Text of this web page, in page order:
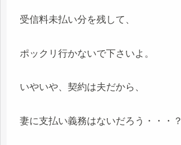
受信料未払い分を残して、
ポックリ行かないで下さいよ。
いやいや、契約は夫だから、
妻に支払い義務はないだろう・・・？